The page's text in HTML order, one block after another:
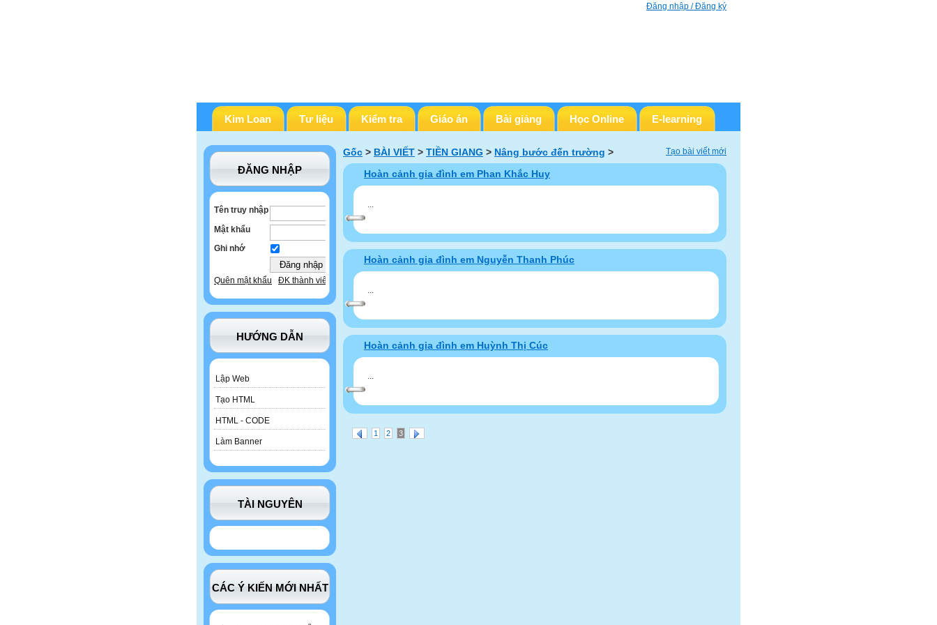
Đăng nhập / Đăng ký
Kim Loan Tư liệu Kiểm tra Giáo án Bài giảng Học Online E-learning
ĐĂNG NHẬP
Tên truy nhập
Mật khẩu
Ghi nhớ
Quên mật khẩu ĐK thành viên
HƯỚNG DẪN
Lập Web
Tạo HTML
HTML - CODE
Làm Banner
TÀI NGUYÊN
CÁC Ý KIẾN MỚI NHẤT
Gốc > BÀI VIẾT > TIỀN GIANG > Nâng bước đến trường > Tạo bài viết mới
Hoàn cảnh gia đình em Phan Khắc Huy
...
Hoàn cảnh gia đình em Nguyễn Thanh Phúc
...
Hoàn cảnh gia đình em Huỳnh Thị Cúc
...
1 2 3